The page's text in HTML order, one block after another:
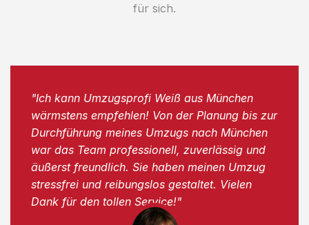
für sich.
"Ich kann Umzugsprofi Weiß aus München
wärmstens empfehlen! Von der Planung bis zur
Durchführung meines Umzugs nach München
war das Team professionell, zuverlässig und
äußerst freundlich. Sie haben meinen Umzug
stressfrei und reibungslos gestaltet. Vielen
Dank für den tollen Service!"